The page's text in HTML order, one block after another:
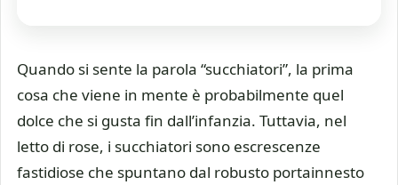
Quando si sente la parola “succhiatori”, la prima
cosa che viene in mente è probabilmente quel
dolce che si gusta fin dall’infanzia. Tuttavia, nel
letto di rose, i succhiatori sono escrescenze
fastidiose che spuntano dal robusto portainnesto